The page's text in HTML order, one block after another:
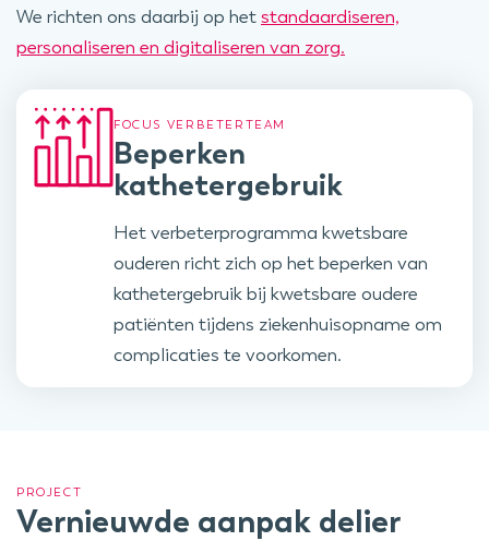
We richten ons daarbij op het standaardiseren,
personaliseren en digitaliseren van zorg.
FOCUS VERBETERTEAM
Beperken
kathetergebruik
Het verbeterprogramma kwetsbare
ouderen richt zich op het beperken van
kathetergebruik bij kwetsbare oudere
patiënten tijdens ziekenhuisopname om
complicaties te voorkomen.
PROJECT
Vernieuwde aanpak delier